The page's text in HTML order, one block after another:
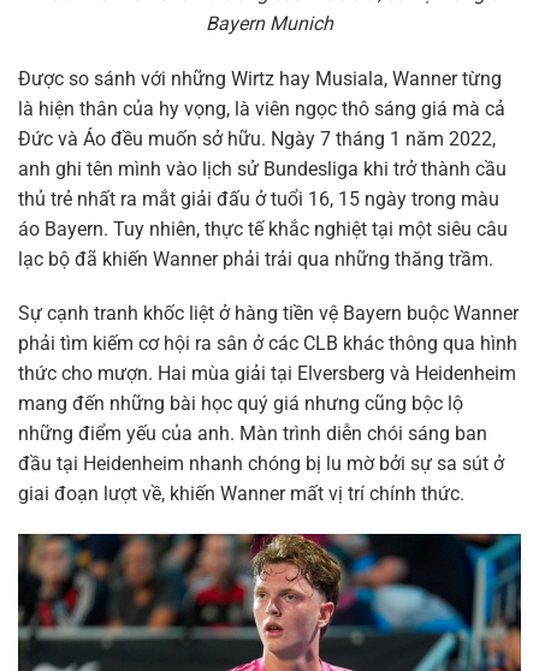
Bayern Munich
Được so sánh với những Wirtz hay Musiala, Wanner từng
là hiện thân của hy vọng, là viên ngọc thô sáng giá mà cả
Đức và Áo đều muốn sở hữu. Ngày 7 tháng 1 năm 2022,
anh ghi tên mình vào lịch sử Bundesliga khi trở thành cầu
thủ trẻ nhất ra mắt giải đấu ở tuổi 16, 15 ngày trong màu
áo Bayern. Tuy nhiên, thực tế khắc nghiệt tại một siêu câu
lạc bộ đã khiến Wanner phải trải qua những thăng trầm.
Sự cạnh tranh khốc liệt ở hàng tiền vệ Bayern buộc Wanner
phải tìm kiếm cơ hội ra sân ở các CLB khác thông qua hình
thức cho mượn. Hai mùa giải tại Elversberg và Heidenheim
mang đến những bài học quý giá nhưng cũng bộc lộ
những điểm yếu của anh. Màn trình diễn chói sáng ban
đầu tại Heidenheim nhanh chóng bị lu mờ bởi sự sa sút ở
giai đoạn lượt về, khiến Wanner mất vị trí chính thức.